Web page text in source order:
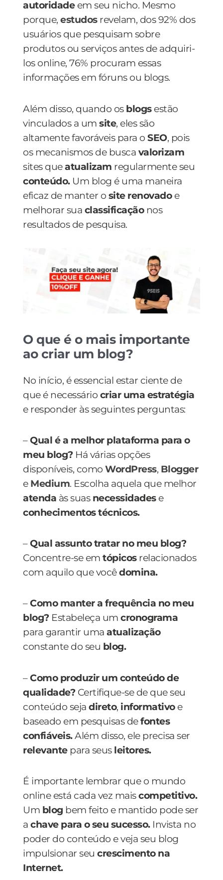
autoridade em seu nicho. Mesmo
porque,estudosrevelam, dos 92% dos
usuários que pesquisam sobre
produtos ou serviços antes de adquiri-
los online, 76% procuram essas
informações em fóruns ou blogs.
Além disso, quando os blogs estão
vinculados a umsite, eles são
altamente favoráveis para oSEO, pois
os mecanismos de busca valorizam
sites queatualizam regularmente seu
conteúdo. Um blog é uma maneira
eficaz de manter o site renovadoe
melhorar sua classificação nos
resultados de pesquisa.
O que é o mais importante
ao criar um blog?
No início, é essencial estar ciente de
que é necessário criar uma estratégia
e responder às seguintes perguntas:
–Qual é a melhor plataforma para o
meu blog? Há várias opções
disponíveis, comoWordPress, Blogger
e Medium. Escolha aquela que melhor
atenda às suas necessidades e
conhecimentos técnicos.
–Qual assunto tratar no meu blog?
Concentre-se emtópicos relacionados
com aquilo que vocêdomina.
–Como manter a frequência no meu
blog? Estabeleça umcronograma
para garantir umaatualização
constante do seu blog.
–Como produzir um conteúdo de
qualidade? Certifique-se de que seu
conteúdo sejadireto, informativo e
baseado em pesquisas defontes
confiáveis.Além disso, ele precisa ser
relevante para seus leitores.
É importante lembrar que o mundo
online está cada vez maiscompetitivo.
Um blog bem feito e mantido pode ser
achave para o seu sucesso.Invista no
poder do conteúdo e veja seu blog
impulsionar seucrescimento na
Internet.